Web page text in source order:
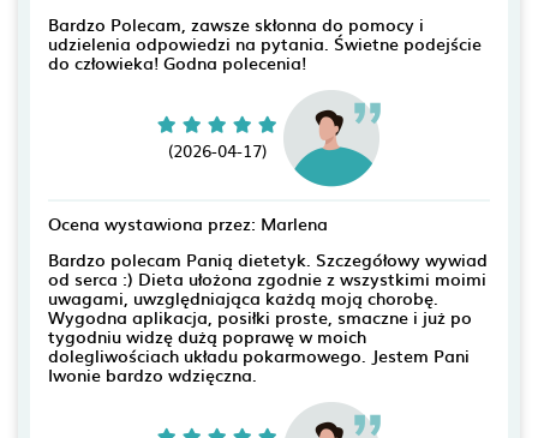
Bardzo Polecam, zawsze skłonna do pomocy i
udzielenia odpowiedzi na pytania. Świetne podejście
do człowieka! Godna polecenia!
(2026-04-17)
Ocena wystawiona przez: Marlena
Bardzo polecam Panią dietetyk. Szczegółowy wywiad
od serca :) Dieta ułożona zgodnie z wszystkimi moimi
uwagami, uwzględniająca każdą moją chorobę.
Wygodna aplikacja, posiłki proste, smaczne i już po
tygodniu widzę dużą poprawę w moich
dolegliwościach układu pokarmowego. Jestem Pani
Iwonie bardzo wdzięczna.